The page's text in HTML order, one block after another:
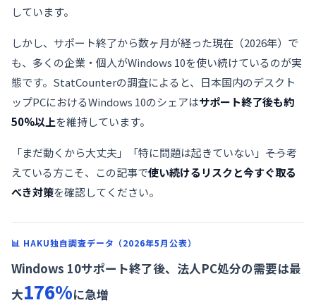
しています。
しかし、サポート終了から数ヶ月が経った現在（2026年）で
も、多くの企業・個人がWindows 10を使い続けているのが実
態です。StatCounterの調査によると、日本国内のデスクト
ップPCにおけるWindows 10のシェアはサポート終了後も約
50%以上を維持しています。
「まだ動くから大丈夫」「特に問題は起きていない」――そう考
えている方こそ、この記事で使い続けるリスクと今すぐ取る
べき対策を確認してください。
📊 HAKU独自調査データ（2026年5月公表）
Windows 10サポート終了後、法人PC処分の需要は最
大176%に急増